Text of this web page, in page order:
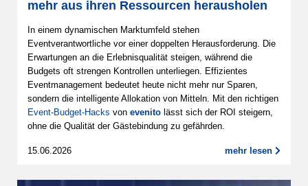
mehr aus ihren Ressourcen herausholen
In einem dynamischen Marktumfeld stehen
Eventverantwortliche vor einer doppelten Herausforderung. Die
Erwartungen an die Erlebnisqualität steigen, während die
Budgets oft strengen Kontrollen unterliegen. Effizientes
Eventmanagement bedeutet heute nicht mehr nur Sparen,
sondern die intelligente Allokation von Mitteln. Mit den richtigen
Event-Budget-Hacks von evenito lässt sich der ROI steigern,
ohne die Qualität der Gästebindung zu gefährden.
15.06.2026 mehr lesen